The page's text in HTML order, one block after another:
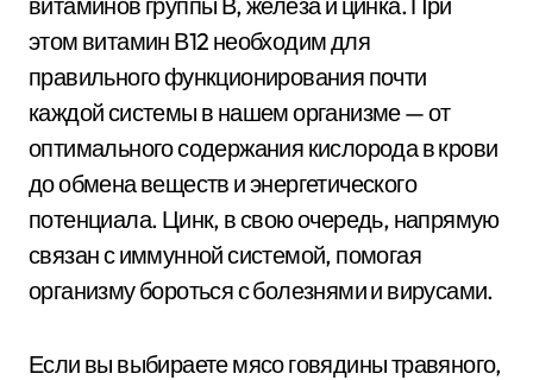
этом витамин В12 необходим для
правильного функционирования почти
каждой системы в нашем организме — от
оптимального содержания кислорода в крови
до обмена веществ и энергетического
потенциала. Цинк, в свою очередь, напрямую
связан с иммунной системой, помогая
организму бороться с болезнями и вирусами.
Если вы выбираете мясо говядины травяного,